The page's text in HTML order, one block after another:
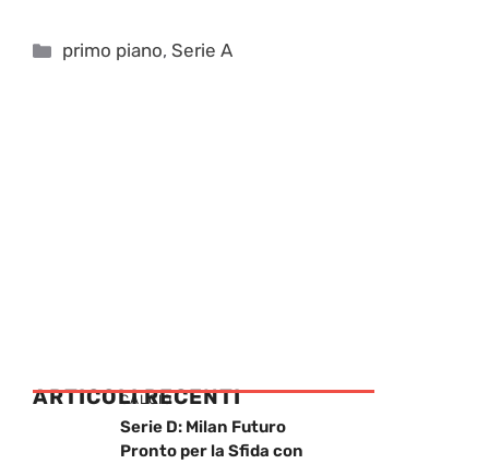
Categorie
primo piano,Serie A
ARTICOLI RECENTI
CALCIO
Serie D: Milan Futuro
Pronto per la Sfida con